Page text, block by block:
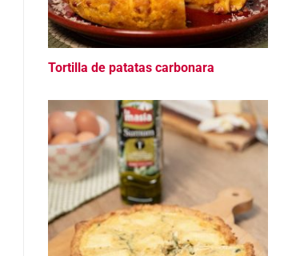
Tortilla de patatas carbonara